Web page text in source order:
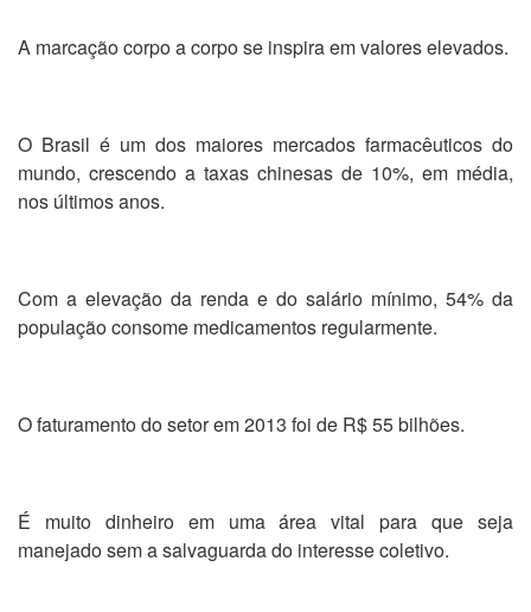
A marcação corpo a corpo se inspira em valores elevados.
O Brasil é um dos maiores mercados farmacêuticos do
mundo, crescendo a taxas chinesas de 10%, em média,
nos últimos anos.
Com a elevação da renda e do salário mínimo, 54% da
população consome medicamentos regularmente.
O faturamento do setor em 2013 foi de R$ 55 bilhões.
É muito dinheiro em uma área vital para que seja
manejado sem a salvaguarda do interesse coletivo.